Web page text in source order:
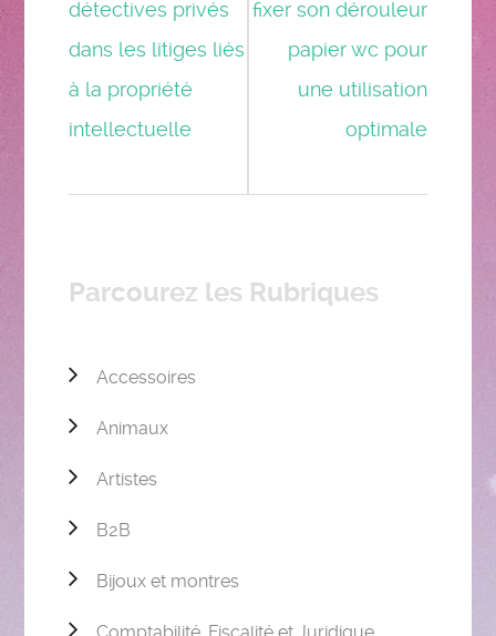
détectives privés
dans les litiges liés
à la propriété
intellectuelle
fixer son dérouleur
papier wc pour
une utilisation
optimale
Parcourez les Rubriques
Accessoires
Animaux
Artistes
B2B
Bijoux et montres